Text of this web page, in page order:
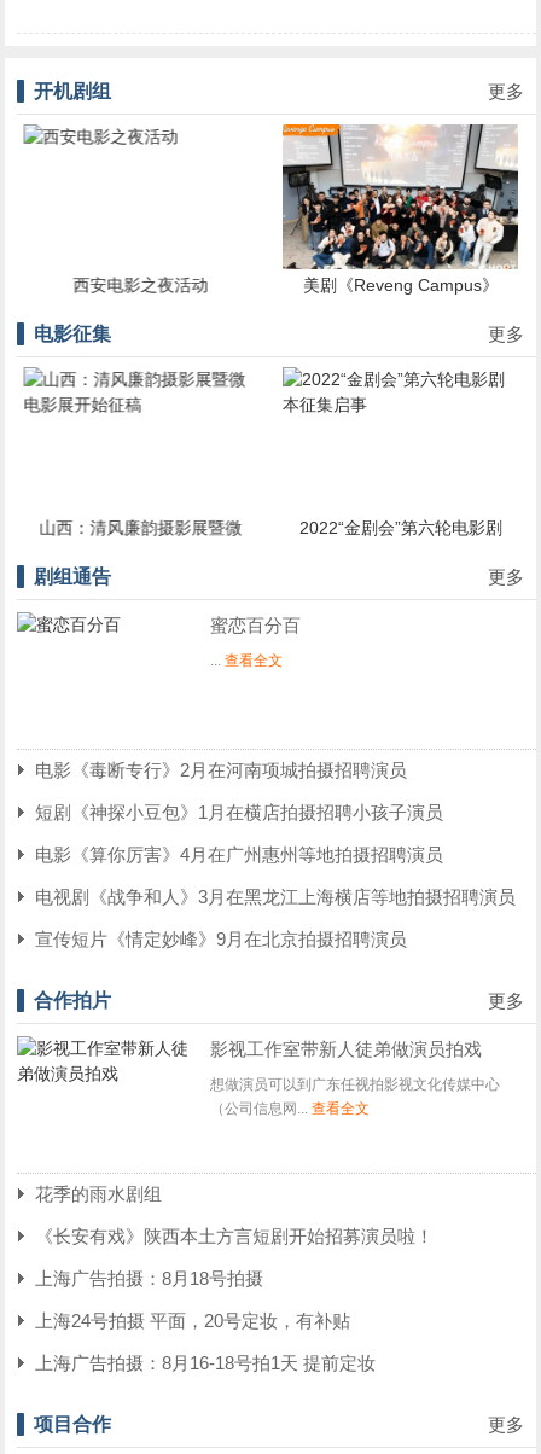
开机剧组 更多
之夜活动
美剧《Reveng Campus》
院线电影《
电影征集 更多
风廉韵摄影展暨微
2022“金剧会”第六轮电影剧
2022第
剧组通告 更多
蜜恋百分百
...查看全文
电影《毒断专行》2月在河南项城拍摄招聘演员
短剧《神探小豆包》1月在横店拍摄招聘小孩子演员
电影《算你厉害》4月在广州惠州等地拍摄招聘演员
电视剧《战争和人》3月在黑龙江上海横店等地拍摄招聘演员
宣传短片《情定妙峰》9月在北京拍摄招聘演员
合作拍片 更多
影视工作室带新人徒弟做演员拍戏
想做演员可以到广东任视拍影视文化传媒中心
（公司信息网...查看全文
花季的雨水剧组
《长安有戏》陕西本土方言短剧开始招募演员啦！
上海广告拍摄：8月18号拍摄
上海24号拍摄 平面，20号定妆，有补贴
上海广告拍摄：8月16-18号拍1天 提前定妆
项目合作 更多